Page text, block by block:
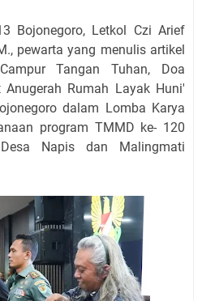
Bojonegoro, Letkol Czi Arief
pewarta yang menulis artikel
Tangan Tuhan, Doa
Rumah Layak Huni'
dalam Lomba Karya
program TMMD ke- 120
Napis dan Malingmati